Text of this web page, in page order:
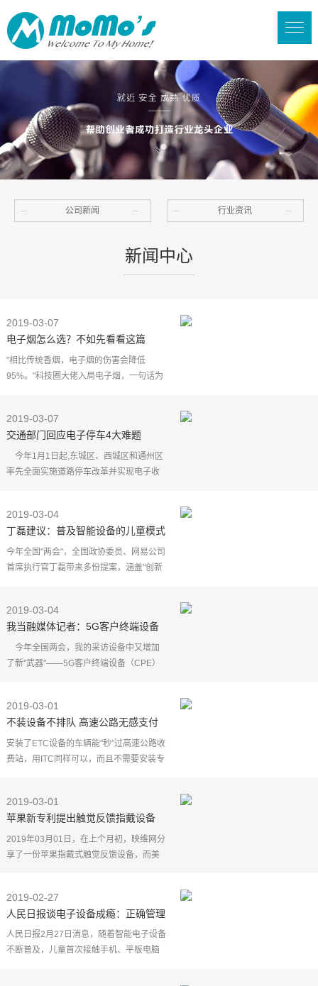
公司新闻 行业资讯
新闻中心
2019-03-07
电子烟怎么选？不如先看看这篇
EVOVE电子烟体验
"相比传统香烟，电子烟的伤害会降低
95%。"科技圈大佬入局电子烟，一句话为
（下滑900字后为正文）
国内烟民对电子烟
2019-03-07
交通部门回应电子停车4大难题
今年1月1日起,东城区、西城区和通州区
率先全面实施道路停车改革并实现电子收
现象有所减少，但
2019-03-04
丁磊建议：普及智能设备的儿童模式
减少孩子沉迷
今年全国"两会"，全国政协委员、网易公司
首席执行官丁磊带来多份提案，涵盖"创新
将智能
2019-03-04
我当融媒体记者：5G客户终端设备
派上用场
今年全国两会，我的采访设备中又增加
了新"武器"——5G客户终端设备（CPE）
户。
人民日报
2019-03-01
不装设备不排队 高速公路无感支付
今起上线运行
安装了ETC设备的车辆能"秒"过高速公路收
费站，用ITC同样可以，而且不需要安装专
无感收费系统正
2019-03-01
苹果新专利提出触觉反馈指戴设备
支持虚拟键盘操作
2019年03月01日，在上个月初，映维网分
享了一份苹果指戴式触觉反馈设备，而美
情景。
下一
2019-02-27
人民日报谈电子设备成瘾：正确管理
屏幕时间是必修课
人民日报2月27日消息，随着智能电子设备
不断普及，儿童首次接触手机、平板电脑